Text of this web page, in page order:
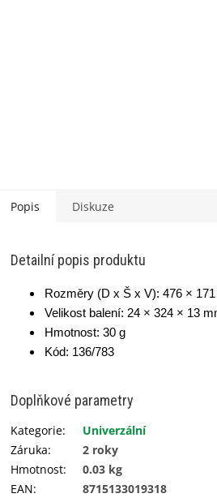
Popis Diskuze
Detailní popis produktu
Rozměry (D x Š x V): 476 ×
Velikost balení: 24 × 324 × 13
Hmotnost: 30 g
Kód: 136/783
Doplňkové parametry
Kategorie:
Univerzální
Záruka:
2 roky
Hmotnost:
0.03 kg
EAN: 8715133019318